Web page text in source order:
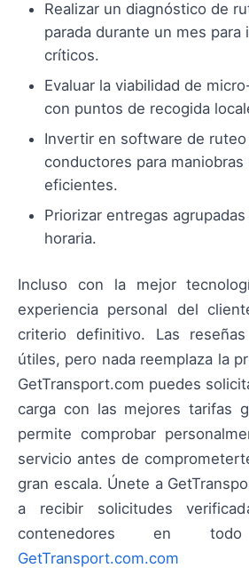
Realizar un diagnóstico de
parada durante un mes
críticos.
Evaluar la viabilidad de
con puntos de recogida
Invertir en software de
conductores para maniobras
eficientes.
Priorizar entregas
horaria.
Incluso con la mejor
experiencia personal del
criterio definitivo. Las
útiles, pero nada reemplaza la
GetTransport.com puedes
carga con las mejores tarifas
permite comprobar
servicio antes de
gran escala. Únete a
a recibir solicitudes
contenedores en
GetTransport.com.com